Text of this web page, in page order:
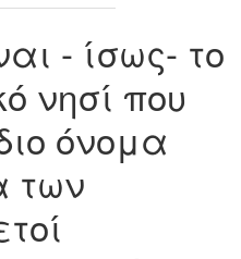
- ίσως- το
νησί που
όνομα
των